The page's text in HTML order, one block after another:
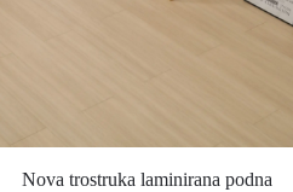
Nova trostruka laminirana podna